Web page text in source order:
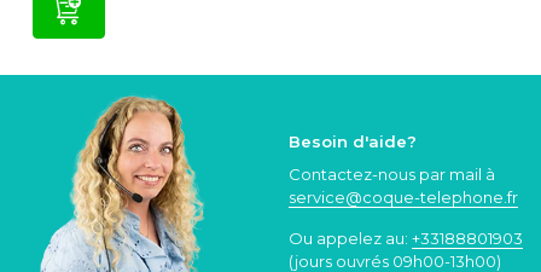
Besoin d'aide?
Contactez-nous par mail à
service@coque-telephone.fr
Ou appelez au: +33188801903
(jours ouvrés 09h00-13h00)